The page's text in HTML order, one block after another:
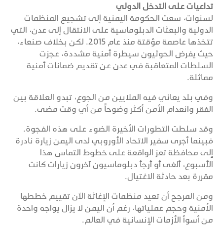
تداعيات على التدخل الدولي
لسنوات، سعت الحكومة اليمنية إلى تشجيع المنظمات
الدولية والبعثات الدبلوماسية على الانتقال إلى عدن، التي
تتخذها عاصمة مؤقتة منذ عام 2015. لكن بخلاف صنعاء،
حيث يفرض الحوثيون سيطرة أمنية مشددة، عجزت
السلطات المتعاقبة في عدن عن تقديم ضمانات أمنية
مماثلة.
وفي بلد يعاني فيه الملايين من الجوع، تبدو العلاقة بين
الفقر وانعدام الأمن أكثر وضوحاً من أي وقت مضى.
وقد سلطت التطورات الأخيرة الضوء على هذه الفجوة.
فبينما أجرى سفير الاتحاد الأوروبي لدى اليمن زيارة نادرة
إلى محافظة تعز الواقعة على خطوط التماس هذا
الأسبوع، ألغى أو أرجأ دبلوماسيون آخرون زيارات كانت
مقررة بعد حادثة الاغتيال.
ومن المرجح أن تعيد منظمات الإغاثة الآن تقييم خططها
الأمنية وحجم عملياتها، رغم أن اليمن لا يزال يواجه واحدة
من أسوأ الأزمات الإنسانية في العالم.